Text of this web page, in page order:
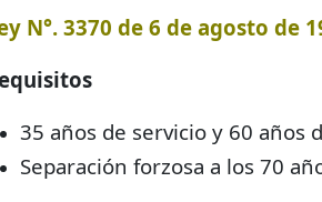
N°. 3370 de 6 de agosto de
35 años de servicio y 60 años
Separación forzosa a los 70